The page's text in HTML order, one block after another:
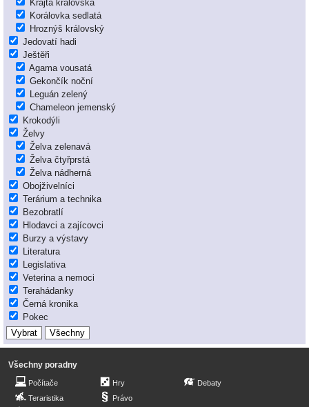
Krajta královská
Korálovka sedlatá
Hroznýš královský
Jedovatí hadi
Ještěři
Agama vousatá
Gekončík noční
Leguán zelený
Chameleon jemenský
Krokodýli
Želvy
Želva zelenavá
Želva čtyřprstá
Želva nádherná
Obojživelníci
Terárium a technika
Bezobratlí
Hlodavci a zajícovci
Burzy a výstavy
Literatura
Legislativa
Veterina a nemoci
Terahádanky
Černá kronika
Pokec
Všechny poradny
Počítače
Teraristika
Hry
Právo
Debaty